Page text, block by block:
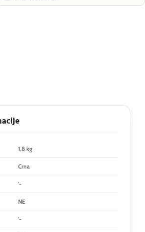
1,8 kg
Crna
'-
NE
'-